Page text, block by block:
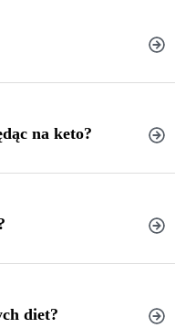
na keto?
diet?